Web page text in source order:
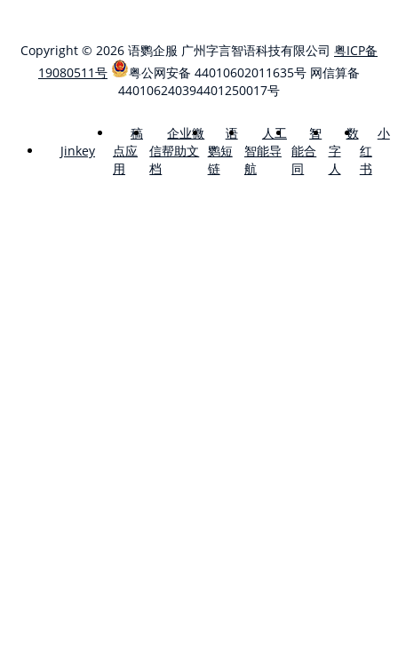
Copyright © 2026 语鹦企服 广州字言智语科技有限公司 粤ICP备
19080511号
粤公网安备 44010602011635号 网信算备
440106240394401250017号
Jinkey
稿
点应
用
企业微
信帮助文
档
语
鹦短
链
人工
智能导
航
智
能合
同
数
字
人
小
红
书